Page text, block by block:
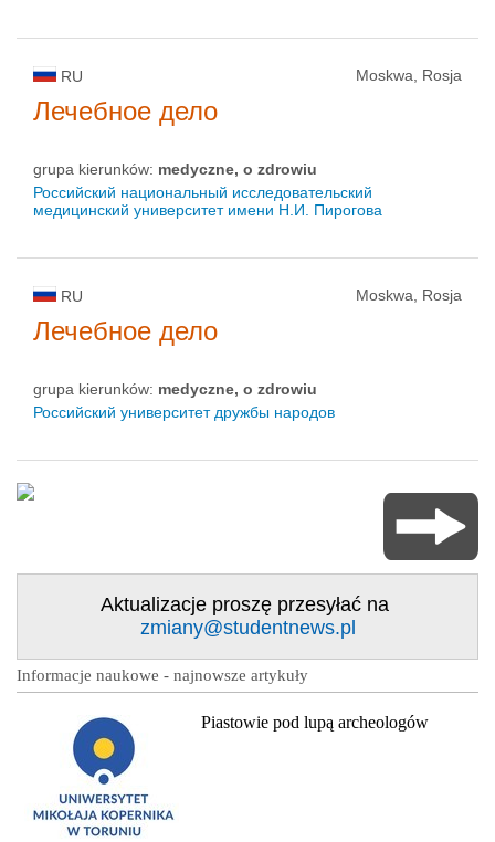
RU Moskwa, Rosja
Лечебное дело
grupa kierunków: medyczne, o zdrowiu
Российский национальный исследовательский
медицинский университет имени Н.И. Пирогова
RU Moskwa, Rosja
Лечебное дело
grupa kierunków: medyczne, o zdrowiu
Российский университет дружбы народов
Aktualizacje proszę przesyłać na
zmiany@studentnews.pl
Informacje naukowe - najnowsze artykuły
Piastowie pod lupą archeologów